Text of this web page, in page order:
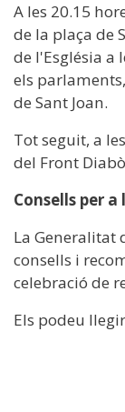
A les 20.15
de la plaça de
de l'Església a
els
de Sant Joan.
Tot seguit, a
del Front
Consells per
La Generalitat
consells i
celebració de
Els podeu